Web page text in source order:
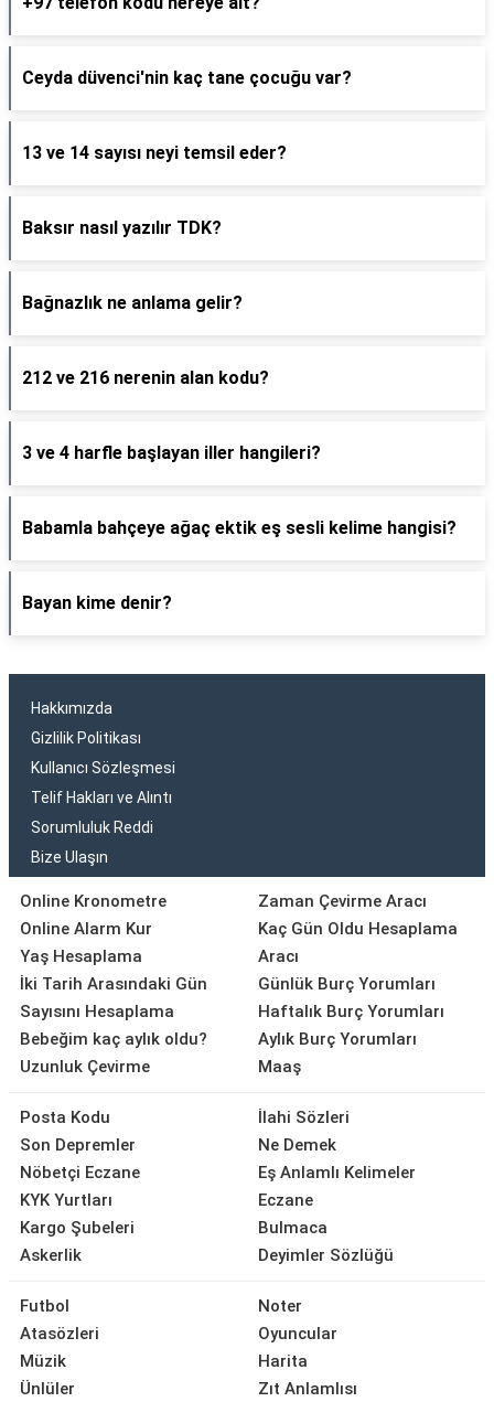
Ceyda düvenci'nin kaç tane çocuğu var?
13 ve 14 sayısı neyi temsil eder?
Baksır nasıl yazılır TDK?
Bağnazlık ne anlama gelir?
212 ve 216 nerenin alan kodu?
3 ve 4 harfle başlayan iller hangileri?
Babamla bahçeye ağaç ektik eş sesli kelime hangisi?
Bayan kime denir?
Hakkımızda
Gizlilik Politikası
Kullanıcı Sözleşmesi
Telif Hakları ve Alıntı
Sorumluluk Reddi
Bize Ulaşın
Online Kronometre
Online Alarm Kur
Yaş Hesaplama
İki Tarih Arasındaki Gün
Sayısını Hesaplama
Bebeğim kaç aylık oldu?
Uzunluk Çevirme
Zaman Çevirme Aracı
Kaç Gün Oldu Hesaplama
Aracı
Günlük Burç Yorumları
Haftalık Burç Yorumları
Aylık Burç Yorumları
Maaş
Posta Kodu
Son Depremler
Nöbetçi Eczane
KYK Yurtları
Kargo Şubeleri
Askerlik
İlahi Sözleri
Ne Demek
Eş Anlamlı Kelimeler
Eczane
Bulmaca
Deyimler Sözlüğü
Futbol
Atasözleri
Müzik
Ünlüler
Noter
Oyuncular
Harita
Zıt Anlamlısı